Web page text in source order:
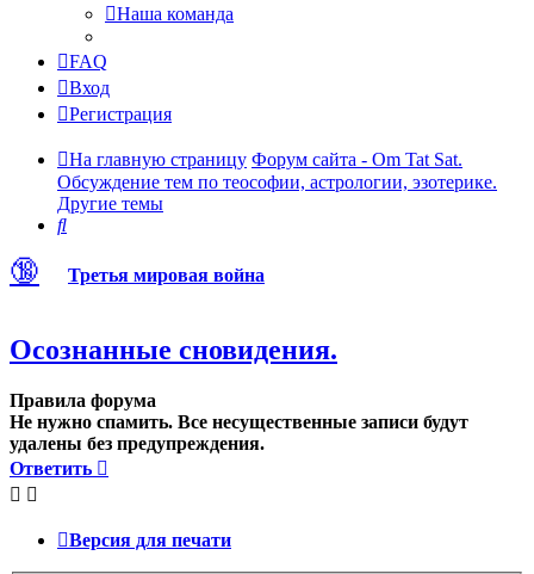
Наша команда
FAQ
Вход
Регистрация
На главную страницу Форум сайта - Om Tat Sat.
Обсуждение тем по теософии, астрологии, эзотерике.
Другие темы
Поиск
🔞 Третья мировая война
Осознанные сновидения.
Правила форума
Не нужно спамить. Все несущественные записи будут
удалены без предупреждения.
Ответить
Версия для печати